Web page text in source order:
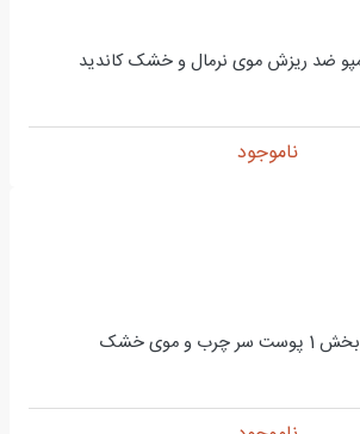
ضد ریزش موی نرمال و خشک کاندید
ناموجود
موی خشک